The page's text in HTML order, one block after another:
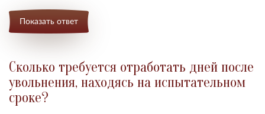
Показать ответ
Сколько требуется отработать дней после
увольнения, находясь на испытательном
сроке?